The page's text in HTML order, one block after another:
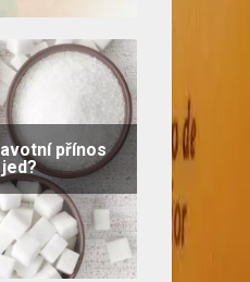
přínos